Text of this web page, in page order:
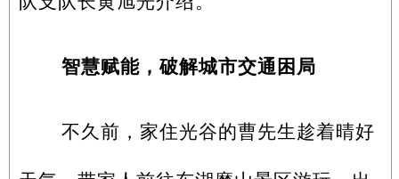
智慧赋能，破解城市交通困局
不久前，家住光谷的曹先生趁着晴好